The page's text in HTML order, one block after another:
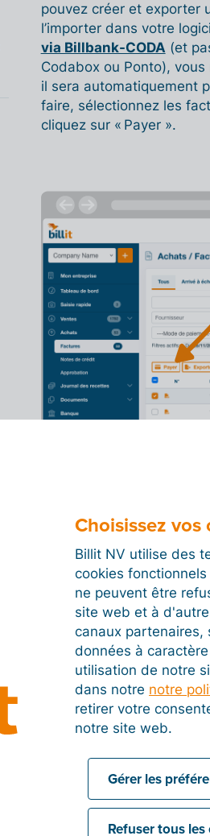
pouvez créer et exporter
l’importer dans votre
via Billbank-CODA(et
Codabox ou Ponto),
il sera automatiquement
faire, sélectionnez les
cliquez sur « Payer ».
À l’écran suivant, vous
pour générer un fichier
ING ». Vous avez
avant de transférer le
paiement généré. (En
Comme dans le cas
modifié qu’après que le
paiements aura pu
Choisissez vos
Billit NV utilise des
cookies
ne peuvent être
site web et à
canaux partenaires,
données à
utilisation de notre
dans notre notre
retirer votre
notre site web.
Gérer les
Refuser tous